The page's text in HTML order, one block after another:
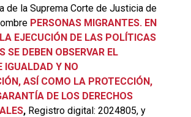
de la Suprema Corte de Justicia de
PERSONAS MIGRANTES. EN
EJECUCIÓN DE LAS POLÍTICAS
SE DEBEN OBSERVAR EL
IGUALDAD Y NO
, ASÍ COMO LA PROTECCIÓN,
DE LOS DERECHOS
,Registro digital: 2024805, y